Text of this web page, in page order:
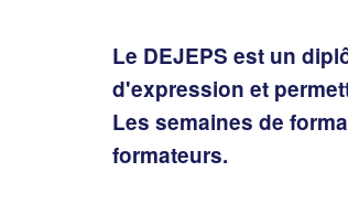
Le DEJEPS est un
d'expression et
Les semaines de
formateurs.